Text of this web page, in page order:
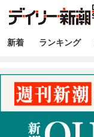
新着 ランキング